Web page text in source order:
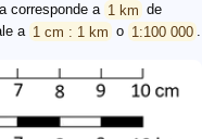
corresponde a 1 km de
a 1 cm : 1 km o 1:100 000 .